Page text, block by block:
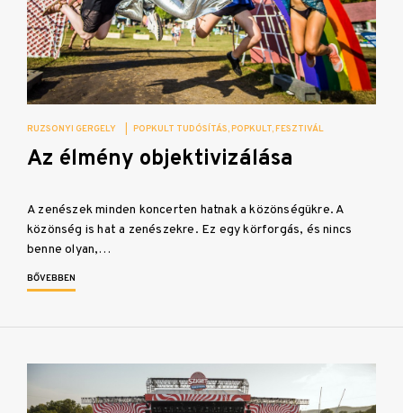
RUZSONYI GERGELY POPKULT TUDÓSÍTÁS POPKULT FESZTIVÁL
Az élmény objektivizálása
A zenészek minden koncerten hatnak a közönségükre. A
közönség is hat a zenészekre. Ez egy körforgás, és nincs
benne olyan,…
BŐVEBBEN